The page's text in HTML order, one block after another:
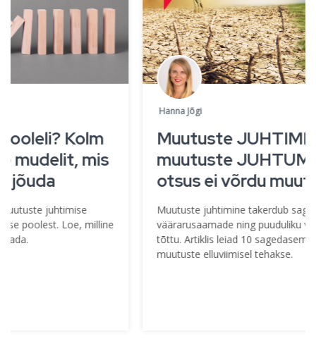
Muutuste JUHTIMINE vs
muutuste JUHTUMINE – miks
otsus ei võrdu muutus?
Muutuste juhtimine takerdub sageli juhtide levinud
väärarusaamade ning puuduliku või puuduvad plaani
tõttu. Artiklis leiad 10 sagedasemat mõtteviga, mida
muutuste elluviimisel tehakse.